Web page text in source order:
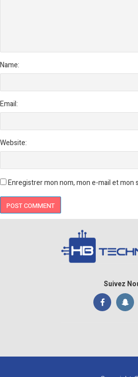
Name:
Email:
Website:
Enregistrer mon nom, mon e-mail et
Suivez